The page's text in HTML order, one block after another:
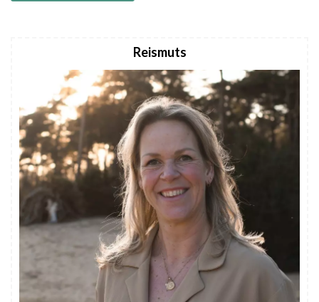
Reismuts